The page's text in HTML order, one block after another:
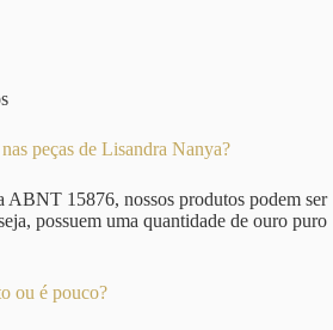
peças de Lisandra Nanya?
ABNT 15876, nossos produtos podem ser
possuem uma quantidade de ouro puro
ou é pouco?